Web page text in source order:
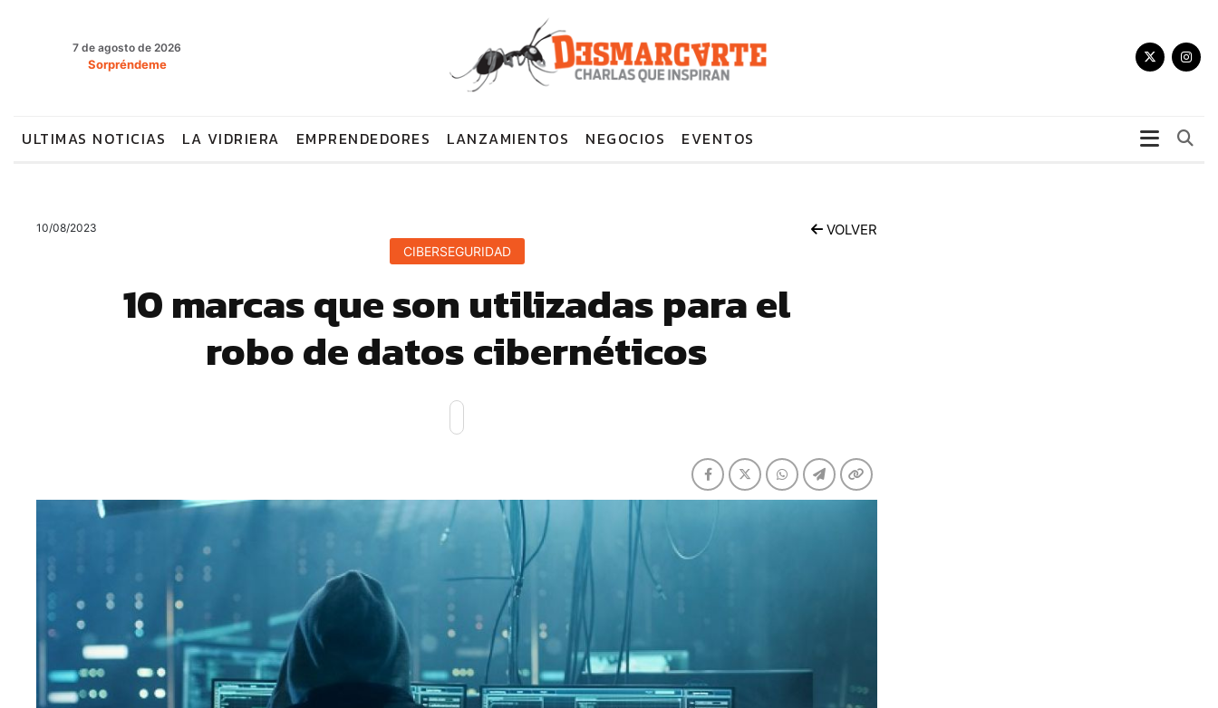
7 de agosto de 2026
Sorpréndeme
ULTIMAS NOTICIAS LA VIDRIERA EMPRENDEDORES LANZAMIENTOS NEGOCIOS EVENTOS
10/08/2023 VOLVER
CIBERSEGURIDAD
10 marcas que son utilizadas para el
robo de datos cibernéticos